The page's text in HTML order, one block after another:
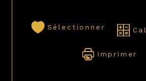
Sélectionner
Imprimer